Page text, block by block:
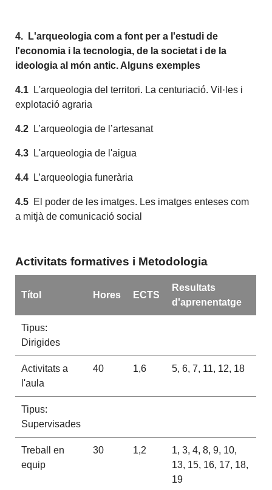
4.
L'arqueologia com a font per a l'estudi de
l'economia i la tecnologia, de la societat i de la
ideologia al món antic. Alguns exemples
4.1
L'arqueologia del territori. La centuriació. Vil·les i
explotació agraria
4.2 L’arqueologia de l’artesanat
4.3 L'arqueologia de l'aigua
4.4 L’arqueologia funerària
4.5 El poder de les imatges. Les imatges enteses com
a mitjà de comunicació social
Activitats formatives i Metodologia
Títol Hores ECTS
Resultats
d'aprenentatge
Tipus:
Dirigides
Activitats a
l'aula
40 1,6 5, 6, 7, 11, 12, 18
Tipus:
Supervisades
Treball en
equip
30 1,2
1, 3, 4, 8, 9, 10,
13, 15, 16, 17, 18,
19